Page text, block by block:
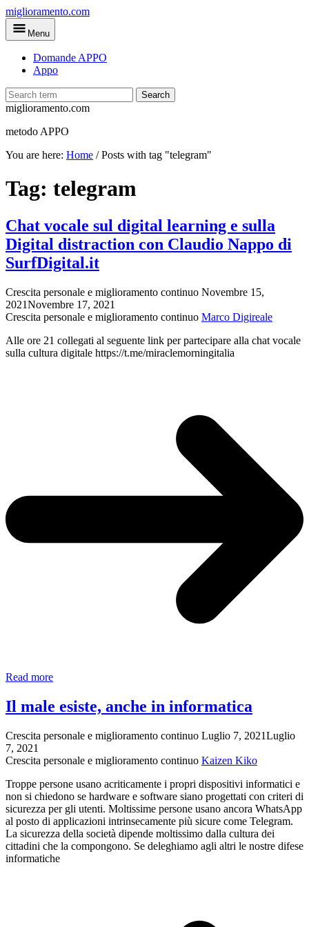
Skip
to
main
miglioramento.com
Menu
Domande APPO
Appo
Search
miglioramento.com
metodo APPO
You are here: Home /Posts with tag "telegram"
Tag: telegram
Chat vocale sul digital learning e sulla
Digital distraction con Claudio Nappo di
SurfDigital.it
Crescita personale e miglioramento continuo Novembre 15,
2021Novembre 17, 2021
Crescita personale e miglioramento continuo Marco Digireale
Alle ore 21 collegati al seguente link per partecipare alla chat vocale
sulla cultura digitale https://t.me/miraclemorningitalia
Read moreChat
digital
e
Digital
con
Claudio
Nappo
di
SurfDigital.it
Il male esiste, anche in informatica
Crescita personale e miglioramento continuo Luglio 7, 2021Luglio
7, 2021
Crescita personale e miglioramento continuo Kaizen Kiko
Troppe persone usano acriticamente i propri dispositivi informatici e
non si chiedono se hardware e software siano progettati con criteri di
sicurezza per gli utenti. Moltissime persone usano ancora WhatsApp
al posto di applicazioni intrinsecamente più sicure come Telegram.
La sicurezza della società dipende moltissimo dalla cultura dei
cittadini che la compongono. Se deleghiamo agli altri le nostre difese
informatiche